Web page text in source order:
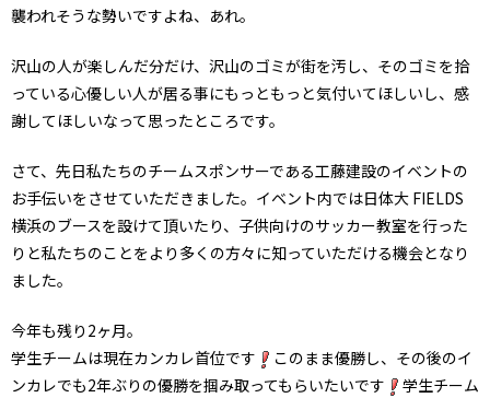
襲われそうな勢いですよね、あれ。
沢山の人が楽しんだ分だけ、沢山のゴミが街を汚し、そのゴミを拾
っている心優しい人が居る事にもっともっと気付いてほしいし、感
謝してほしいなって思ったところです。
さて、先日私たちのチームスポンサーである工藤建設のイベントの
お手伝いをさせていただきました。イベント内では日体大 FIELDS
横浜のブースを設けて頂いたり、子供向けのサッカー教室を行った
りと私たちのことをより多くの方々に知っていただける機会となり
ました。
今年も残り2ヶ月。
学生チームは現在カンカレ首位です
このまま優勝し、その後のイ
ンカレでも2年ぶりの優勝を掴み取ってもらいたいです
学生チーム